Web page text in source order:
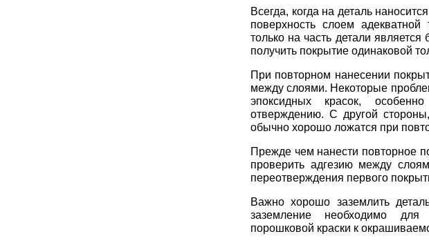
Всегда, когда на деталь
поверхность слоем
только на часть детали
получить покрытие одинаковой
При повторном нанесении
между слоями. Некоторые
эпоксидных красок,
отверждению. С другой
обычно хорошо ложатся при
Прежде чем нанести повторное
проверить адгезию между
переотверждения первого
Важно хорошо заземлить
заземление необходимо для
порошковой краски к